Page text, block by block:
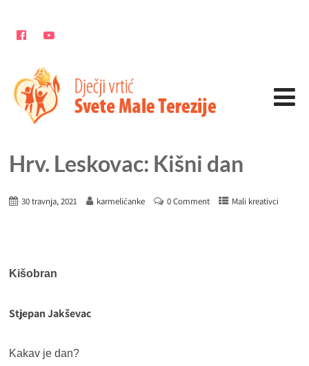
Hrv. Leskovac: Kišni dan
30 travnja, 2021 karmelićanke 0 Comment Mali kreativci
Kišobran
Stjepan Jakševac
Kakav je dan?